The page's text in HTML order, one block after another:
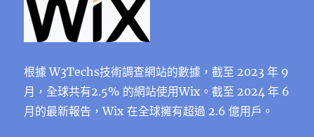
根據 W3Techs技術調查網站的數據，截至 2023 年 9
月，全球共有2.5% 的網站使用Wix。截至 2024 年 6
月的最新報告，Wix 在全球擁有超過 2.6 億用戶。